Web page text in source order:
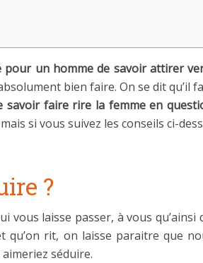
pour un homme de savoir attirer
bien faire. On se dit
savoir faire rire la femme en
si vous suivez les conseils ci-
?
vous laisse passer, à vous
rit, on laisse paraitre que
séduire.